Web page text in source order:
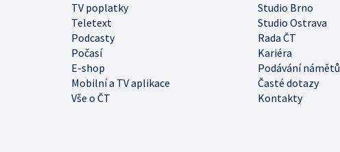
TV poplatky
Studio Brno
Teletext
Studio Ostrava
Podcasty
Rada ČT
Počasí
Kariéra
E-shop
Podávání námětů
Mobilní a TV aplikace
Časté dotazy
Vše o ČT
Kontakty